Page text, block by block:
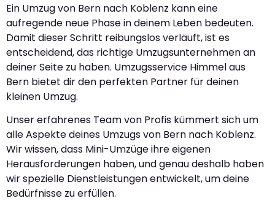
Ein Umzug von Bern nach Koblenz kann eine
aufregende neue Phase in deinem Leben bedeuten.
Damit dieser Schritt reibungslos verläuft, ist es
entscheidend, das richtige Umzugsunternehmen an
deiner Seite zu haben. Umzugsservice Himmel aus
Bern bietet dir den perfekten Partner für deinen
kleinen Umzug.
Unser erfahrenes Team von Profis kümmert sich um
alle Aspekte deines Umzugs von Bern nach Koblenz.
Wir wissen, dass Mini-Umzüge ihre eigenen
Herausforderungen haben, und genau deshalb haben
wir spezielle Dienstleistungen entwickelt, um deine
Bedürfnisse zu erfüllen.